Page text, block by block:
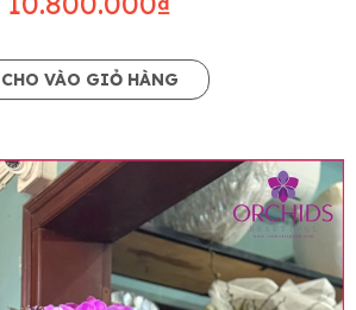
CHO VÀO GIỎ HÀNG